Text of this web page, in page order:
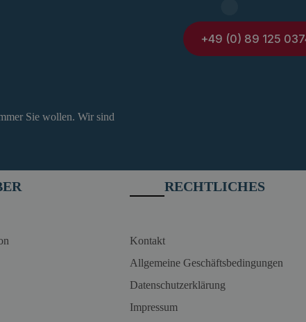
Sie wollen. Wir sind
+49 (0) 89 125
RECHTLICHES
Kontakt
Allgemeine Geschäftsbedingungen
Datenschutzerklärung
Impressum